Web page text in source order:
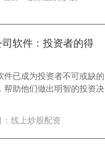
软件：投资者的得
已成为投资者不可或缺的
助他们做出明智的投资决
线上炒股配资